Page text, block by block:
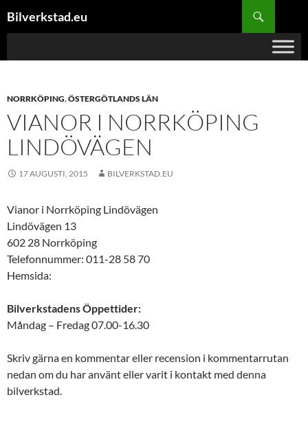
tillBilverkstad.eu
NORRKÖPING,ÖSTERGÖTLANDS LÄN
VIANOR I NORRKÖPING
LINDÖVÄGEN
17 AUGUSTI, 2015 BILVERKSTAD.EU
Vianor i Norrköping Lindövägen
Lindövägen 13
602 28 Norrköping
Telefonnummer: 011-28 58 70
Hemsida:
Bilverkstadens Öppettider:
Måndag – Fredag 07.00-16.30
Skriv gärna en kommentar eller recension i kommentarrutan
nedan om du har använt eller varit i kontakt med denna
bilverkstad.